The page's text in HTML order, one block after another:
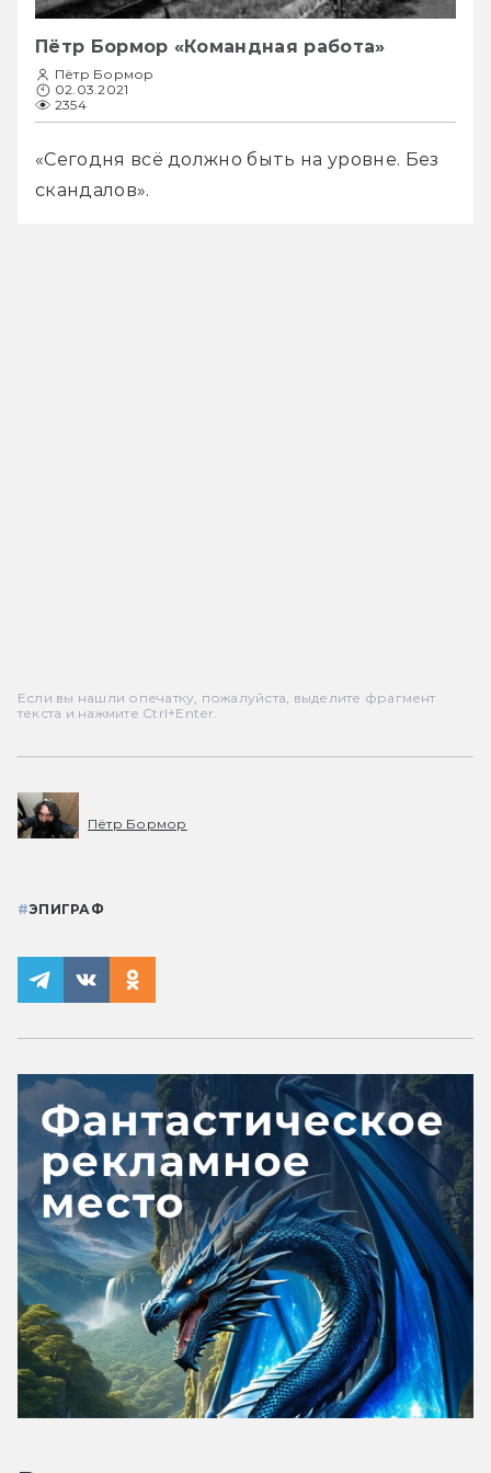
Пётр Бормор «Командная работа»
Пётр Бормор
02.03.2021
2354
«Сегодня всё должно быть на уровне. Без
скандалов».
Если вы нашли опечатку, пожалуйста, выделите фрагмент
текста и нажмите Ctrl+Enter.
Пётр Бормор
#ЭПИГРАФ